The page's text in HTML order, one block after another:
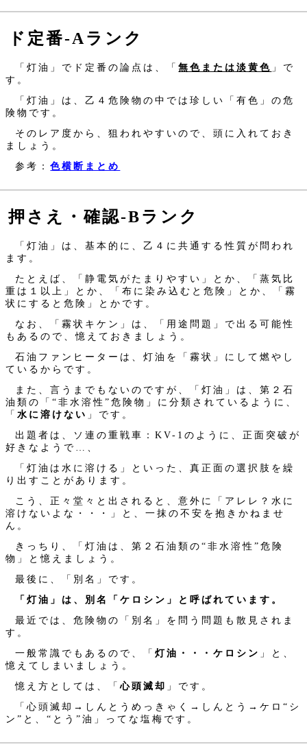
ド定番‐Aランク
「灯油」でド定番の論点は、「無色または淡黄色 」で
す。
「灯油」は、乙４危険物の中では珍しい「有色」の危
険物です。
そのレア度から、狙われやすいので、頭に入れておき
ましょう。
参考：色横断まとめ
押さえ・確認‐Bランク
「灯油」は、基本的に、乙４に共通する性質が問われ
ます。
たとえば、「静電気がたまりやすい」とか、「蒸気比
重は１以上」とか、「布に染み込むと危険」とか、「霧
状にすると危険」とかです。
なお、「霧状キケン」は、「用途問題」で出る可能性
もあるので、憶えておきましょう。
石油ファンヒーターは、灯油を「霧状」にして燃やし
ているからです。
また、言うまでもないのですが、「灯油」は、第２石
油類の「“非水溶性”危険物」に分類されているように、
「 水に溶けない 」です。
出題者は、ソ連の重戦車：KV-1のように、正面突破が
好きなようで…、
「灯油は水に溶ける」といった、真正面の選択肢を繰
り出すことがあります。
こう、正々堂々と出されると、意外に「アレレ？水に
溶けないよな・・・」と、一抹の不安を抱きかねませ
ん。
きっちり、「灯油は、第２石油類の“非水溶性”危険
物」と憶えましょう。
最後に、「別名」です。
「灯油」は、別名「ケロシン」と呼ばれています。
最近では、危険物の「別名」を問う問題も散見されま
す。
一般常識でもあるので、「灯油・・・ケロシン 」と、
憶えてしまいましょう。
憶え方としては、「心頭滅却 」です。
「心頭滅却→しんとうめっきゃく→しんとう→ケロ“シ
ン”と、“とう”油」ってな塩梅です。